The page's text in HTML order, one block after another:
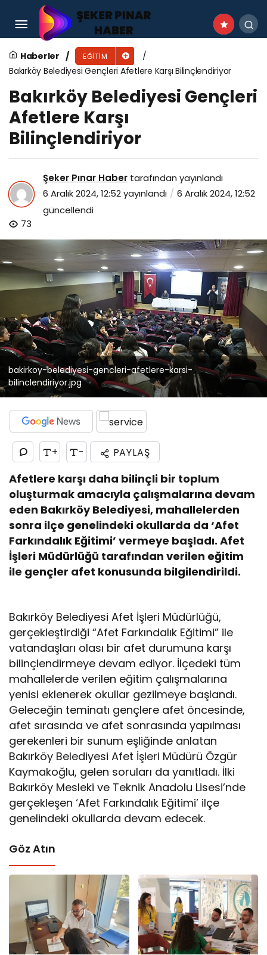
Haberler EĞITIM
Bakırköy Belediyesi Gençleri Afetlere Karşı Bilinçlendiriyor
Bakırköy Belediyesi Gençleri
Afetlere Karşı
Bilinçlendiriyor
Şeker Pınar Haber tarafından yayınlandı
6 Aralık 2024, 12:52yayınlandı
6 Aralık 2024, 12:52
güncellendi
73
bakirkoy-belediyesi-gencleri-afetlere-karsi-
bilinclendiriyor.jpg
+ - PAYLAŞ
Afetlere karşı daha bilinçli bir toplum
oluşturmak amacıyla çalışmalarına devam
eden Bakırköy Belediyesi, mahallelerden
sonra ilçe genelindeki okullarda da ‘Afet
Farkındalık Eğitimi’ vermeye başladı. Afet
İşleri Müdürlüğü tarafından verilen eğitim
ile gençler afet konusunda bilgilendirildi.
Bakırköy Belediyesi Afet İşleri Müdürlüğü,
gerçekleştirdiği “Afet Farkındalık Eğitimi” ile
vatandaşları olası bir afet durumuna karşı
bilinçlendirmeye devam ediyor. İlçedeki tüm
mahallelerde verilen eğitim çalışmalarına
yenisi eklenerek okullar gezilmeye başlandı.
Geleceğin teminatı gençlere afet öncesinde,
afet sırasında ve afet sonrasında yapılması
gerekenleri bir sunum eşliğinde anlatan
Bakırköy Belediyesi Afet İşleri Müdürü Özgür
Kaymakoğlu, gelen soruları da yanıtladı. İlki
Bakırköy Mesleki ve Teknik Anadolu Lisesi’nde
gerçekleşen ‘Afet Farkındalık Eğitimi’ ilçe
genelindeki okullarda devam edecek.
Göz Atın
Ege Üniversitesi yükseköğretimde dijital
dönüşüme öncülük ediyor